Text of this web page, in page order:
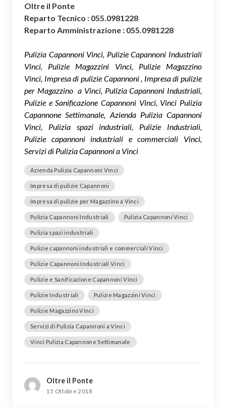
Oltre il Ponte
Reparto Tecnico : 055.0981228
Reparto Amministrazione : 055.0981228
Pulizia Capannoni Vinci, Pulizie Capannoni Industriali
Vinci, Pulizie Magazzini Vinci, Pulizie Magazzino
Vinci, Impresa di pulizie Capannoni , Impresa di pulizie
per Magazzino a Vinci, Pulizia Capannoni Industriali,
Pulizie e Sanificazione Capannoni Vinci, Vinci Pulizia
Capannone Settimanale, Azienda Pulizia Capannoni
Vinci, Pulizia spazi industriali, Pulizie Industriali,
Pulizie capannoni industriali e commerciali Vinci,
Servizi di Pulizia Capannoni a Vinci
Azienda Pulizia Capannoni Vinci
Impresa di pulizie Capannoni
Impresa di pulizie per Magazzino a Vinci
Pulizia Capannoni Industriali Pulizia Capannoni Vinci
Pulizia spazi industriali
Pulizie capannoni industriali e commerciali Vinci
Pulizie Capannoni Industriali Vinci
Pulizie e Sanificazione Capannoni Vinci
Pulizie Industriali Pulizie Magazzini Vinci
Pulizie Magazzino Vinci
Servizi di Pulizia Capannoni a Vinci
Vinci Pulizia Capannone Settimanale
Oltre il Ponte
15 Ottobre 2018